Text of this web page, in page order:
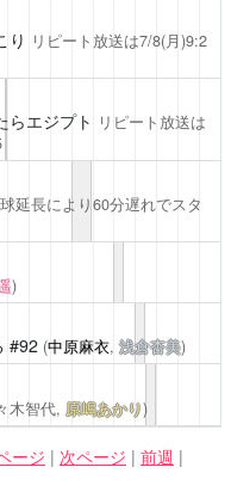
り リピート放送は7/8(月)9:2
らエジプト リピート放送は
延長により60分遅れでスタ
)
#92 (中原麻衣,浅倉杏美)
木智代, 原嶋あかり)
ージ | 次ページ | 前週 |